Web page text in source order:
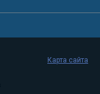
Карта сайта